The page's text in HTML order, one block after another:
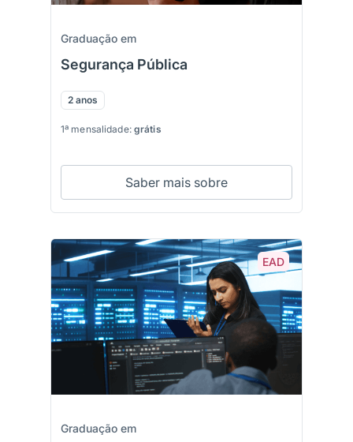
Graduação em
Segurança Pública
2 anos
1ª mensalidade: grátis
Saber mais sobre
EAD
Graduação em